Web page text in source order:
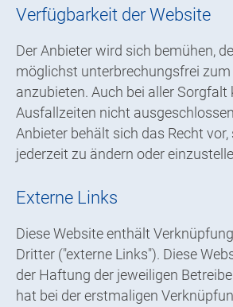
Verfügbarkeit der Website
Der Anbieter wird sich bemühen,
möglichst unterbrechungsfrei
anzubieten. Auch bei aller Sorgfalt
Ausfallzeiten nicht
Anbieter behält sich das Recht vor,
jederzeit zu ändern oder
Externe Links
Diese Website enthält
Dritter ("externe Links"). Diese
der Haftung der jeweiligen
hat bei der erstmaligen